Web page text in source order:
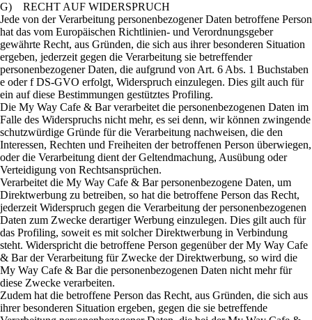
G) RECHT AUF WIDERSPRUCH
Jede von der Verarbeitung personenbezogener Daten betroffene Person
hat das vom Europäischen Richtlinien- und Verordnungsgeber
gewährte Recht, aus Gründen, die sich aus ihrer besonderen Situation
ergeben, jederzeit gegen die Verarbeitung sie betreffender
personenbezogener Daten, die aufgrund von Art. 6 Abs. 1 Buchstaben
e oder f DS-GVO erfolgt, Widerspruch einzulegen. Dies gilt auch für
ein auf diese Bestimmungen gestütztes Profiling.
Die My Way Cafe & Bar verarbeitet die personenbezogenen Daten im
Falle des Widerspruchs nicht mehr, es sei denn, wir können zwingende
schutzwürdige Gründe für die Verarbeitung nachweisen, die den
Interessen, Rechten und Freiheiten der betroffenen Person überwiegen,
oder die Verarbeitung dient der Geltendmachung, Ausübung oder
Verteidigung von Rechtsansprüchen.
Verarbeitet die My Way Cafe & Bar personenbezogene Daten, um
Direktwerbung zu betreiben, so hat die betroffene Person das Recht,
jederzeit Widerspruch gegen die Verarbeitung der personenbezogenen
Daten zum Zwecke derartiger Werbung einzulegen. Dies gilt auch für
das Profiling, soweit es mit solcher Direktwerbung in Verbindung
steht. Widerspricht die betroffene Person gegenüber der My Way Cafe
& Bar der Verarbeitung für Zwecke der Direktwerbung, so wird die
My Way Cafe & Bar die personenbezogenen Daten nicht mehr für
diese Zwecke verarbeiten.
Zudem hat die betroffene Person das Recht, aus Gründen, die sich aus
ihrer besonderen Situation ergeben, gegen die sie betreffende